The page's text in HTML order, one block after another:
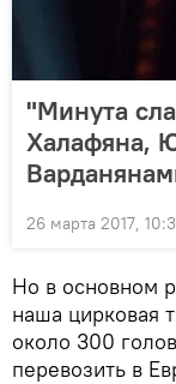
"Минута
Халафяна,
26 марта 2017,
Но в основном
наша цирковая
около 300
перевозить в